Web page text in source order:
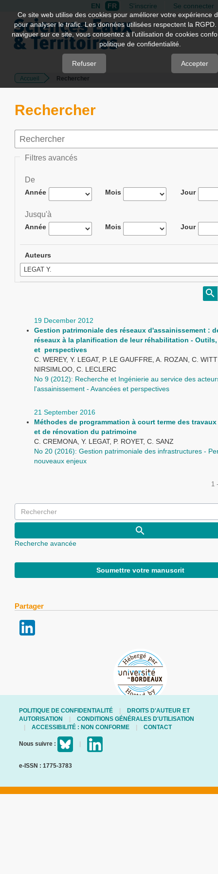
Quick
jump
page
Main
Content
EN FR S'inscrire Se connecter
Accueil Rechercher
Rechercher
Filtres avancés
De
Année Mois Jour
Jusqu'à
Année Mois Jour
Auteurs
19 December 2012
Gestion patrimoniale des réseaux d'assainissement :
réseaux à la planification de leur réhabilitation -
et perspectives
C. WEREY, Y. LEGAT, P. LE GAUFFRE, A. ROZAN, C.
NIRSIMLOO, C. LECLERC
No 9 (2012): Recherche et Ingénierie au service des
l'assainissement - Avancées et perspectives
21 September 2016
Méthodes de programmation à court terme des
et de rénovation du patrimoine
C. CREMONA, Y. LEGAT, P. ROYET, C. SANZ
No 20 (2016): Gestion patrimoniale des infrastructures -
nouveaux enjeux
1
Recherche avancée
Soumettre votre manuscrit
Partager
POLITIQUE DE CONFIDENTIALITÉ
DROITS D'AUTEUR ET
AUTORISATION
CONDITIONS GÉNÉRALES D'UTILISATION
ACCESSIBILITÉ : NON CONFORME
CONTACT
Nous suivre :
e-ISSN : 1775-3783
Ce site web utilise des cookies pour améliorer votre expérience
pour analyser le trafic. Les données utilisées respectent la
naviguer sur ce site, vous consentez à l'utilisation de cookies
politique de confidentialité.
Refuser Accepter